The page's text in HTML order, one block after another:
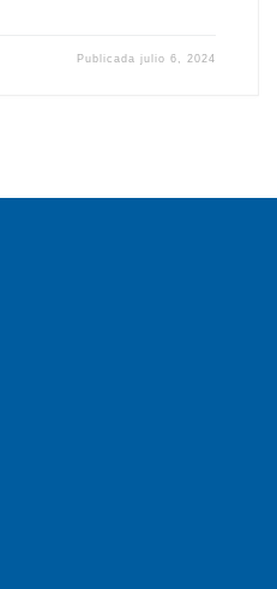
Publicadajulio 6, 2024